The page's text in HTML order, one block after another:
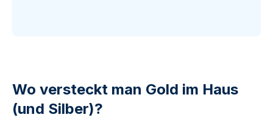
Wo versteckt man Gold im Haus
(und Silber)?